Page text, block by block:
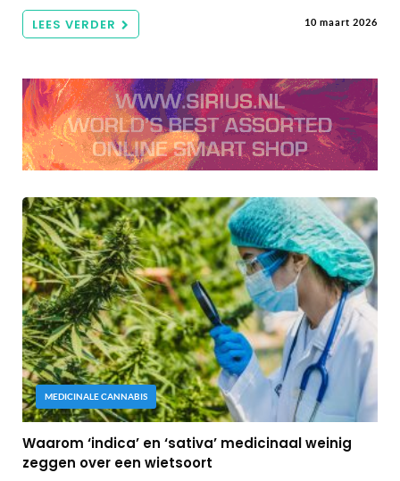
LEES VERDER 10 maart 2026
MEDICINALE CANNABIS
Waarom ‘indica’ en ‘sativa’ medicinaal weinig
zeggen over een wietsoort